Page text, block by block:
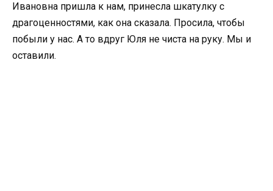
Ивановна пришла к нам, принесла шкатулку с
драгоценностями, как она сказала. Просила, чтобы
побыли у нас. А то вдруг Юля не чиста на руку. Мы и
оставили.